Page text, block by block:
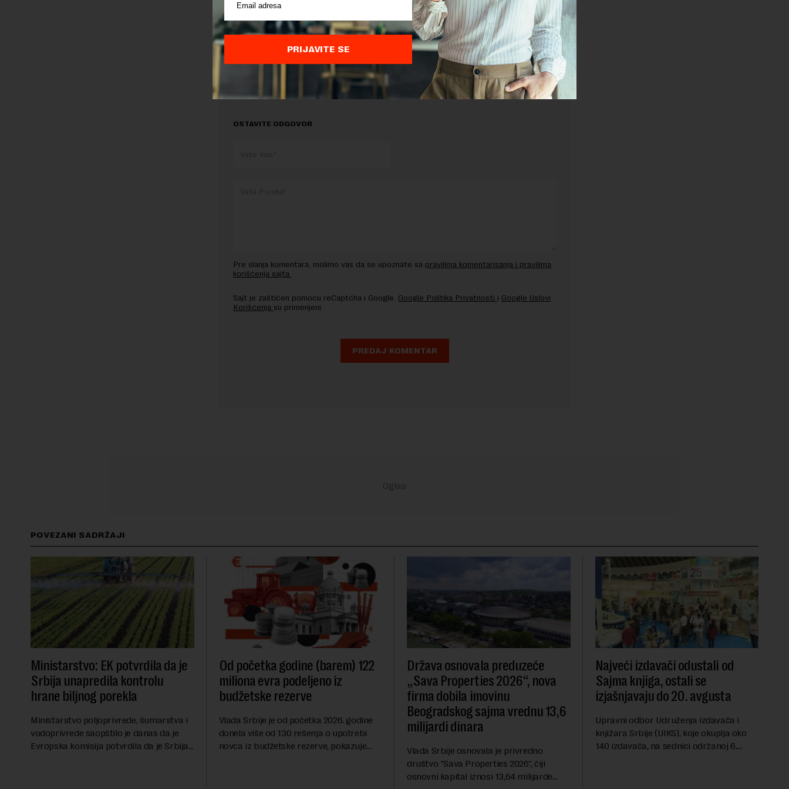
Jovanović: Vlast neće da prizna da je paljenje kuće bio pokušaj ubistva
Preuzimanje delova teksta je dozvoljeno, ali uz obavezno navođenje izvora i uz postavljanje linka
ka izvornom tekstu na novaekonomija.rs
OSTAVITE ODGOVOR
Pre slanja komentara, molimo vas da se upoznate sa pravilima komentarisanja i pravilima
korišćenja sajta.
Sajt je zaštićen pomocu reCaptcha i Google. Google Politika Privatnosti i Google Uslovi
Korišćenja su primenjeni.
POVEZANI SADRŽAJI
Ministarstvo: EK potvrdila da je
Srbija unapredila kontrolu
hrane biljnog porekla
Ministarstvo poljoprivrede, šumarstva i
vodoprivrede saopštilo je danas da je
Evropska komisija potvrdila da je Srbija
Od početka godine (barem) 122
miliona evra podeljeno iz
budžetske rezerve
Vlada Srbije je od početka 2026. godine
donela više od 130 rešenja o upotrebi
novca iz budžetske rezerve, pokazuje
Država osnovala preduzeće
„Sava Properties 2026“, nova
firma dobila imovinu
Beogradskog sajma vrednu 13,6
milijardi dinara
Vlada Srbije osnovala je privredno
društvo "Sava Properties 2026", čiji
osnovni kapital iznosi 13,64 milijarde
Najveći izdavači odustali od
Sajma knjiga, ostali se
izjašnjavaju do 20. avgusta
Upravni odbor Udruženja izdavača i
knjižara Srbije (UIKS), koje okuplja oko
140 izdavača, na sednici održanoj 6.
PRIJAVITE SE